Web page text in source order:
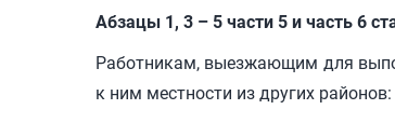
Абзацы 1, 3 – 5 части 5 и часть 6
Работникам, выезжающим для
к ним местности из других районов: